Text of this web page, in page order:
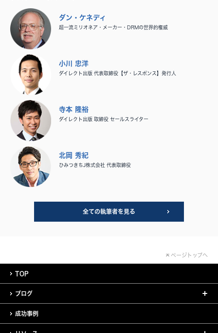
ダン・ケネディ
超一流ミリオネア・メーカー・DRMの世界的権威
小川 忠洋
ダイレクト出版 代表取締役【ザ・レスポンス】発行人
寺本 隆裕
ダイレクト出版 取締役 セールスライター
北岡 秀紀
ひみつきちJ株式会社 代表取締役
全ての執筆者を見る
ページトップへ
TOP
ブログ
成功事例